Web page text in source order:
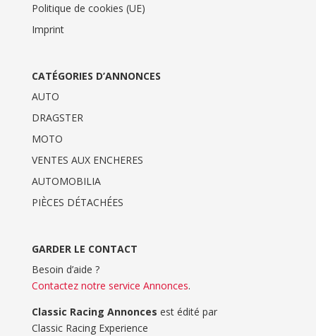
Politique de cookies (UE)
Imprint
CATÉGORIES D’ANNONCES
AUTO
DRAGSTER
MOTO
VENTES AUX ENCHERES
AUTOMOBILIA
PIÈCES DÉTACHÉES
GARDER LE CONTACT
Besoin d’aide ?
Contactez notre service Annonces.
Classic Racing Annonces est édité par
Classic Racing Experience